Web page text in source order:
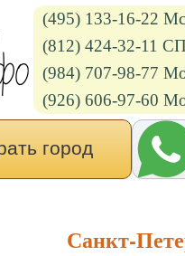
(495) 133-16-22
(812) 424-32-11
(984) 707-98-77
(926) 606-97-60
город
Санкт-